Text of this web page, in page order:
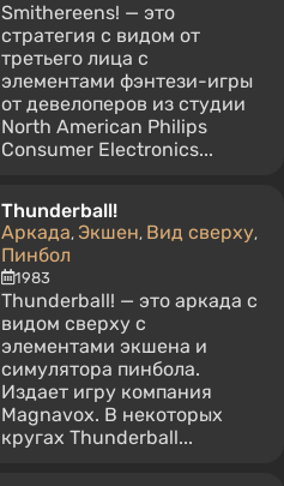
Smithereens! — это
стратегия с видом от
третьего лица с
элементами фэнтези-игры
от девелоперов из студии
North American Philips
Consumer Electronics...
Thunderball!
Аркада, Экшен, Вид сверху,
Пинбол
1983
Thunderball! — это аркада с
видом сверху с
элементами экшена и
симулятора пинбола.
Издает игру компания
Magnavox. В некоторых
кругах Thunderball...